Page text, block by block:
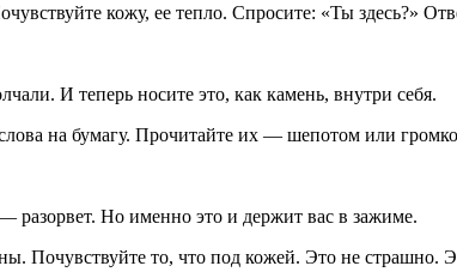
кожу, ее тепло. Спросите: «Ты здесь?»
И теперь носите это, как камень, внутри себя.
на бумагу. Прочитайте их — шепотом или
разорвет. Но именно это и держит вас в зажиме.
Почувствуйте то, что под кожей. Это не страшно.